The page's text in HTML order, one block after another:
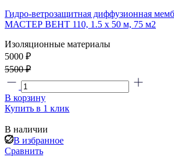
Гидро-ветрозащитная диффузионная
МАСТЕР ВЕНТ 110, 1.5 x 50 м, 75 м2
Изоляционные материалы
5000 ₽
5500 ₽
В корзину
Купить в 1 клик
В наличии
В избранное
Сравнить